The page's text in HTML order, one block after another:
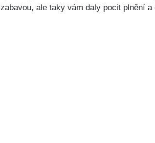
zabavou, ale taky vám daly pocit plnění a